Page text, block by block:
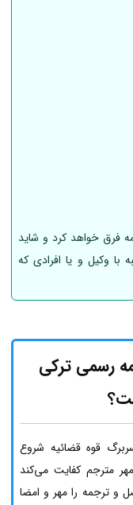
فرق خواهد کرد و شاید
با وکیل و یا افرادی که
رسمی ترکی
قوه قضائیه شروع
مترجم کفایت می‌کند
و ترجمه را مهر و امضا